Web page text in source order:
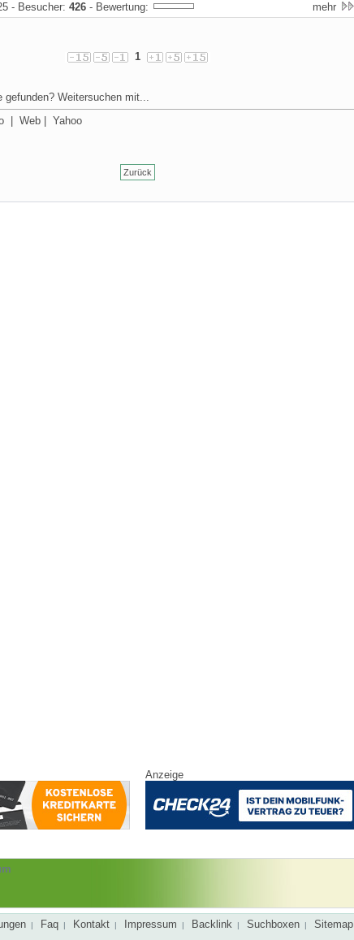
- Besucher: 426 - Bewertung: mehr
1
gefunden? Weitersuchen mit...
Web Yahoo
Zurück
Anzeige
| Faq | Kontakt | Impressum | Backlink | Suchboxen | Sitemap